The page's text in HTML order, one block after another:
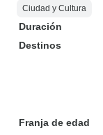
Ciudad y Cultura
Duración
Destinos
Franja de edad